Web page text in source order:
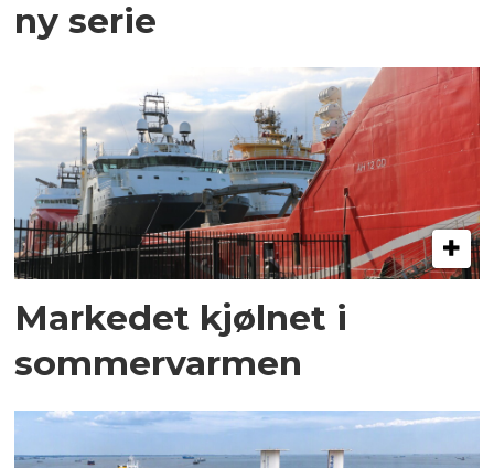
ny serie
Markedet kjølnet i
sommervarmen